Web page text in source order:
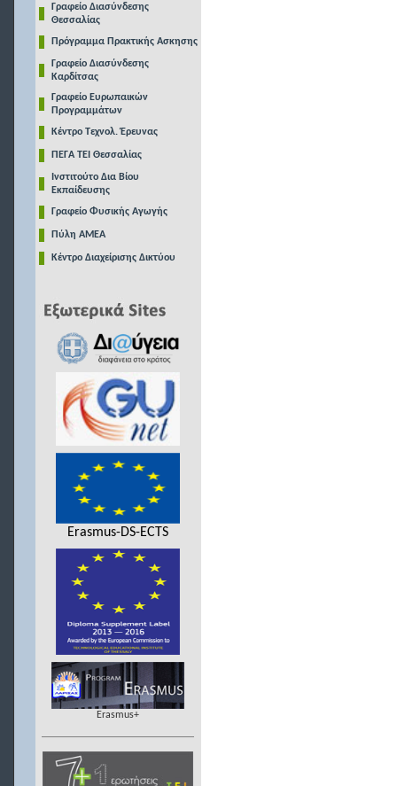
Γραφείο Διασύνδεσης
Θεσσαλίας
Πρόγραμμα Πρακτικής Ασκησης
Γραφείο Διασύνδεσης
Καρδίτσας
Γραφείο Ευρωπαικών
Προγραμμάτων
Κέντρο Τεχνολ. Έρευνας
ΠΕΓΑ ΤΕΙ Θεσσαλίας
Ινστιτούτο Δια Βίου
Εκπαίδευσης
Γραφείο Φυσικής Αγωγής
Πύλη ΑΜΕΑ
Κέντρο Διαχείρισης Δικτύου
Erasmus-DS-ECTS
Erasmus+